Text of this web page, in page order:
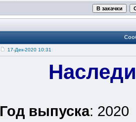
17-Дек-2020 10:31
Год выпуска: 2020